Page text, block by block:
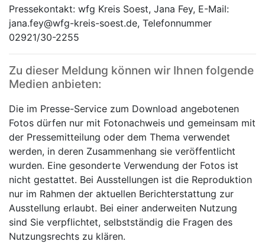
Pressekontakt: wfg Kreis Soest, Jana Fey, E-Mail:
jana.fey@wfg-kreis-soest.de, Telefonnummer
02921/30-2255
Zu dieser Meldung können wir Ihnen folgende
Medien anbieten:
Die im Presse-Service zum Download angebotenen
Fotos dürfen nur mit Fotonachweis und gemeinsam mit
der Pressemitteilung oder dem Thema verwendet
werden, in deren Zusammenhang sie veröffentlicht
wurden. Eine gesonderte Verwendung der Fotos ist
nicht gestattet. Bei Ausstellungen ist die Reproduktion
nur im Rahmen der aktuellen Berichterstattung zur
Ausstellung erlaubt. Bei einer anderweiten Nutzung
sind Sie verpflichtet, selbstständig die Fragen des
Nutzungsrechts zu klären.